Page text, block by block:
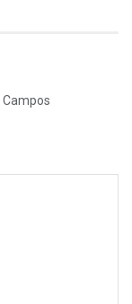
Campos